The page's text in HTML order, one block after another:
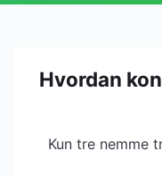
Hvordan
Kun tre nemme